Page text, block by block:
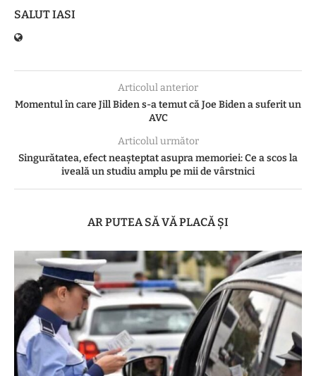
SALUT IASI
Articolul anterior
Momentul în care Jill Biden s-a temut că Joe Biden a suferit un
AVC
Articolul următor
Singurătatea, efect neașteptat asupra memoriei: Ce a scos la
iveală un studiu amplu pe mii de vârstnici
AR PUTEA SĂ VĂ PLACĂ ȘI